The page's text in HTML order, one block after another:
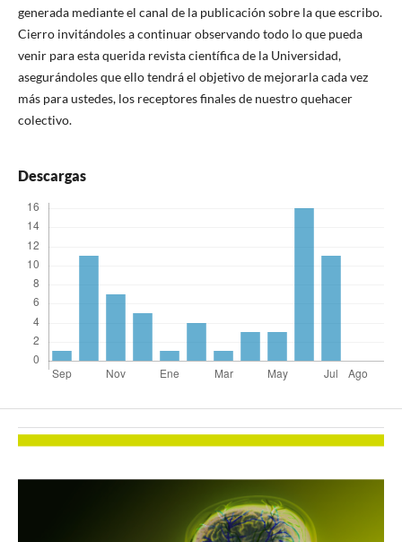
generada mediante el canal de la publicación sobre la que escribo.
Cierro invitándoles a continuar observando todo lo que pueda
venir para esta querida revista científica de la Universidad,
asegurándoles que ello tendrá el objetivo de mejorarla cada vez
más para ustedes, los receptores finales de nuestro quehacer
colectivo.
Descargas